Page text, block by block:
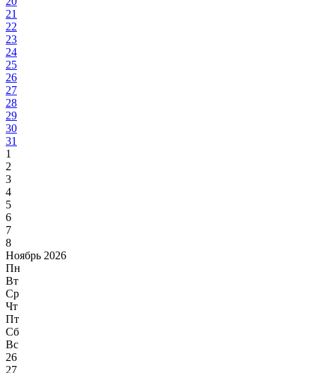
21
22
23
24
25
26
27
28
29
30
31
1
2
3
4
5
6
7
8
Ноябрь 2026
Пн
Вт
Ср
Чт
Пт
Сб
Вс
26
27